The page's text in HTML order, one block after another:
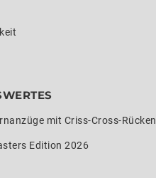
mit Criss-Cross-Rücken
Edition 2026